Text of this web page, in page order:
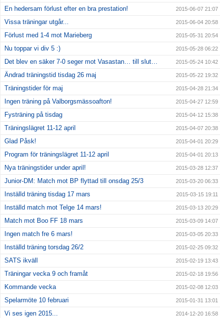
En hedersam förlust efter en bra prestation! 2015-06-07 21:07
Vissa träningar utgår... 2015-06-04 20:58
Förlust med 1-4 mot Marieberg 2015-05-31 20:54
Nu toppar vi div 5 :) 2015-05-28 06:22
Det blev en säker 7-0 seger mot Vasastan… till slut… 2015-05-24 10:42
Ändrad träningstid tisdag 26 maj 2015-05-22 19:32
Träningstider för maj 2015-04-28 21:34
Ingen träning på Valborgsmässoafton! 2015-04-27 12:59
Fysträning på tisdag 2015-04-12 15:38
Träningslägret 11-12 april 2015-04-07 20:38
Glad Påsk! 2015-04-01 20:29
Program för träningslägret 11-12 april 2015-04-01 20:13
Nya träningstider under april! 2015-03-28 12:37
Junior-DM: Match mot BP flyttad till onsdag 25/3 2015-03-20 06:33
Inställd träning tisdag 17 mars 2015-03-15 19:11
Inställd match mot Telge 14 mars! 2015-03-13 20:29
Match mot Boo FF 18 mars 2015-03-09 14:07
Ingen match fre 6 mars! 2015-03-05 20:33
Inställd träning torsdag 26/2 2015-02-25 09:32
SATS ikväll 2015-02-19 13:43
Träningar vecka 9 och framåt 2015-02-18 19:56
Kommande vecka 2015-02-08 12:03
Spelarmöte 10 februari 2015-01-31 13:01
Vi ses igen 2015... 2014-12-20 16:58